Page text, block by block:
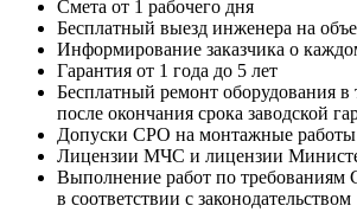
Смета от 1 рабочего дня
Бесплатный выезд инженера на
Информирование заказчика о
Гарантия от 1 года до 5 лет
Бесплатный ремонт оборудования в
после окончания срока заводской
Допуски СРО на монтажные работы
Лицензии МЧС и лицензии
Выполнение работ по
в соответствии с законодательством